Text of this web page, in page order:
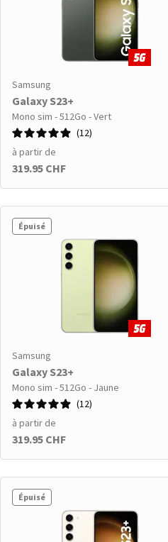
Samsung
Galaxy S23+
Mono sim - 512Go - Vert
12
à partir de
319.95 CHF
Épuisé
Samsung
Galaxy S23+
Mono sim - 512Go - Jaune
12
à partir de
319.95 CHF
Épuisé